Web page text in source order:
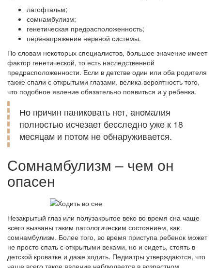
лагофтальм;
сомнамбулизм;
генетическая предрасположенность;
перенапряжение нервной системы.
По словам некоторых специалистов, большое значение имеет
фактор генетической, то есть наследственной
предрасположенности. Если в детстве один или оба родителя
также спали с открытыми глазами, велика вероятность того,
что подобное явление обязательно появиться и у ребенка.
Но причин паниковать нет, аномалия
полностью исчезает бесследно уже к 18
месяцам и потом не обнаруживается.
Сомнамбулизм – чем он
опасен
Незакрытый глаз или полузакрытое веко во время сна чаще
всего вызваны таким патологическим состоянием, как
сомнамбулизм. Более того, во время приступа ребенок может
не просто спать с открытыми веками, но и сидеть, стоять в
детской кроватке и даже ходить. Педиатры утверждаются, что
чаще всего такое явление наблюдается в возрастном